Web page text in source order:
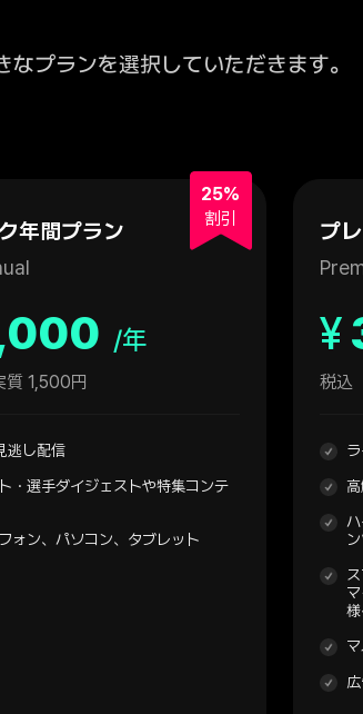
プランを選択していただきます。
25%
割引
年間プラン
/年
質 1,500円
逃し配信
・選手ダイジェストや特集コンテ
ォン、パソコン、タブレット
プ
¥
税込